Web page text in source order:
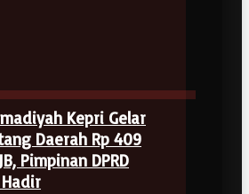
Kepri Gelar
Daerah Rp 409
Pimpinan DPRD